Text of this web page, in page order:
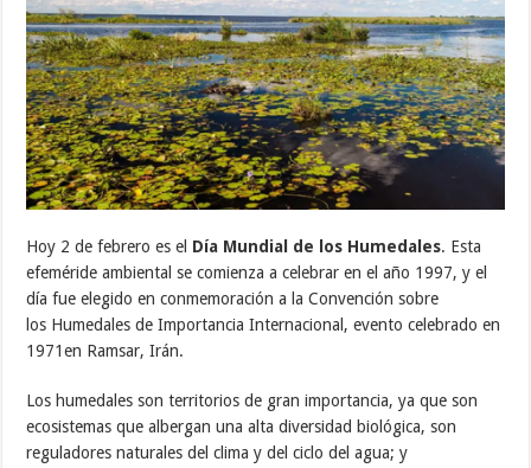
Hoy 2 de febrero es el Día Mundial de los Humedales. Esta
efeméride ambiental se comienza a celebrar en el año 1997, y el
día fue elegido en conmemoración a la Convención sobre
los Humedales de Importancia Internacional, evento celebrado en
1971en Ramsar, Irán.
Los humedales son territorios de gran importancia, ya que son
ecosistemas que albergan una alta diversidad biológica, son
reguladores naturales del clima y del ciclo del agua; y